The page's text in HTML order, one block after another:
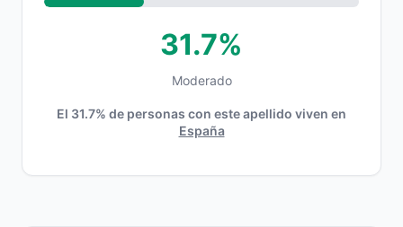
31.7%
Moderado
El 31.7% de personas con este apellido viven en
España